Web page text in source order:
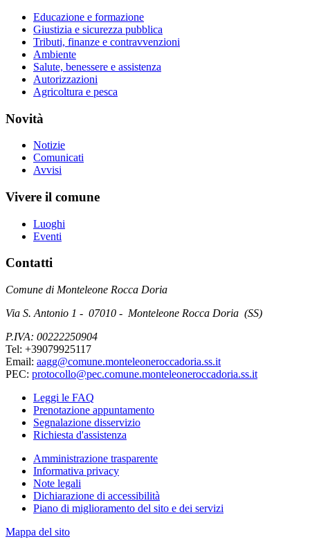
Educazione e formazione
Giustizia e sicurezza pubblica
Tributi, finanze e contravvenzioni
Ambiente
Salute, benessere e assistenza
Autorizzazioni
Agricoltura e pesca
Novità
Notizie
Comunicati
Avvisi
Vivere il comune
Luoghi
Eventi
Contatti
Comune di Monteleone Rocca Doria
Via S. Antonio 1 - 07010 - Monteleone Rocca Doria (SS)
P.IVA: 00222250904
Tel: +39079925117
Email: aagg@comune.monteleoneroccadoria.ss.it
PEC: protocollo@pec.comune.monteleoneroccadoria.ss.it
Leggi le FAQ
Prenotazione appuntamento
Segnalazione disservizio
Richiesta d'assistenza
Amministrazione trasparente
Informativa privacy
Note legali
Dichiarazione di accessibilità
Piano di miglioramento del sito e dei servizi
Mappa del sito